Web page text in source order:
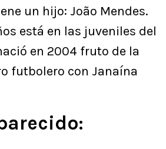
un hijo: João Mendes.
está en las juveniles del
en 2004 fruto de la
futbolero con Janaína